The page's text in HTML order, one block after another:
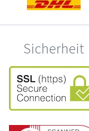
Sicherheit